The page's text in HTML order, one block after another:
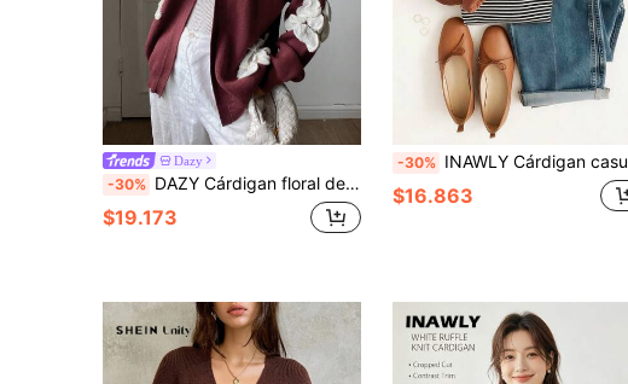
Dazy
-30% DAZY Cárdigan floral de color contrastante elegante para mujer, otoño
$19.173
-30% INAWLY Cárdigan casual de punto grueso con cuello alto y cremallera para mujer, estilo vintage
$16.863